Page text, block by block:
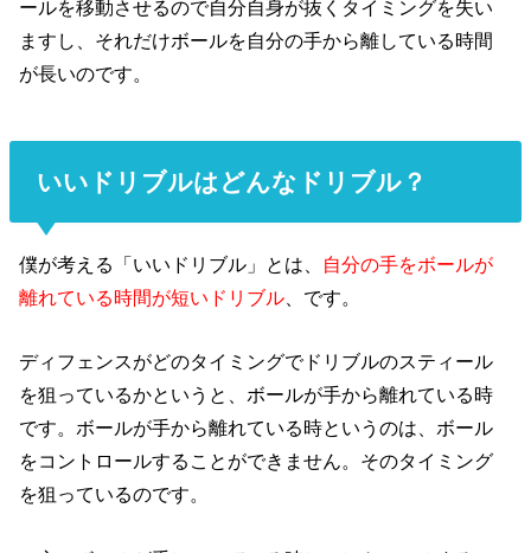
ールを移動させるので自分自身が抜くタイミングを失い
ますし、それだけボールを自分の手から離している時間
が長いのです。
いいドリブルはどんなドリブル？
僕が考える「いいドリブル」とは、 自分の手をボールが
離れている時間が短いドリブル 、です。
ディフェンスがどのタイミングでドリブルのスティール
を狙っているかというと、ボールが手から離れている時
です。ボールが手から離れている時というのは、ボール
をコントロールすることができません。そのタイミング
を狙っているのです。